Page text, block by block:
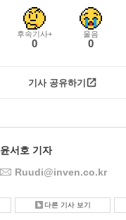
후속기사+
0
울음
0
기사 공유하기
윤서호 기자
Ruudi@inven.co.kr
다른 기사 보기